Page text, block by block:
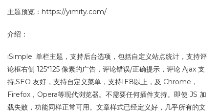
主题预览：https://yimity.com/
介绍：
iSimple. 单栏主题，支持后台选项，包括自定义站点统计，支持评
论框右侧 125*125 像素的广告，评论错误/正确提示，评论 Ajax 支
持,SEO 友好，支持自定义菜单，支持IE8以上，及 Chrome，
Firefox，Opera等现代浏览器。不需要任何插件支持。即使 JS 加
载失败，功能同样正常可用。文章样式已经定义好，几乎所有的文